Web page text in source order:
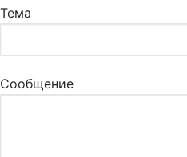
Тема
Сообщение